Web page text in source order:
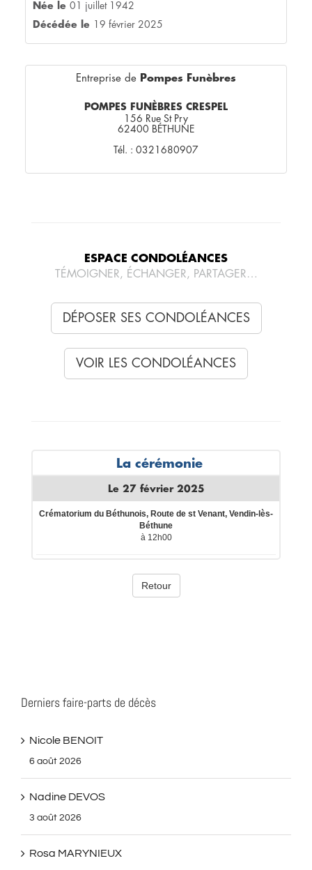
Derniers faire-parts de décès
Nicole BENOIT
6 août 2026
Nadine DEVOS
3 août 2026
Rosa MARYNIEUX